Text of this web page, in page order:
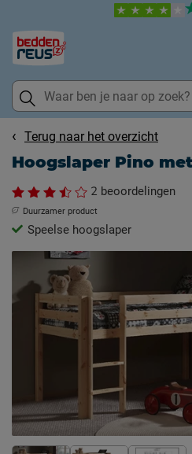
Terug naar het overzicht
Hoogslaper Pino
2 beoordelingen
Duurzamer product
Speelse hoogslaper